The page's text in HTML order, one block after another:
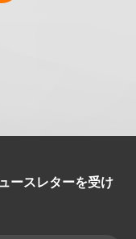
ースレターを受け